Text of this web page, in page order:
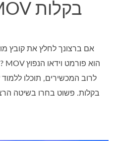
MP3 מ- MOV בקלות
אם ברצונך לחלץ את קובץ